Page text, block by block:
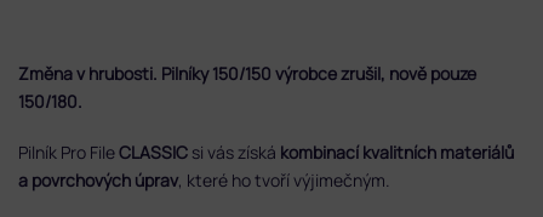
Změna v hrubosti. Pilníky 150/150 výrobce zrušil, nově pouze
150/180.
Pilník Pro FileCLASSIC si vás získá kombinací kvalitních materiálů
a povrchových úprav, které ho tvoří výjimečným.